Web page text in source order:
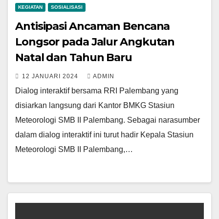
KEGIATAN SOSIALISASI
Antisipasi Ancaman Bencana
Longsor pada Jalur Angkutan
Natal dan Tahun Baru
12 JANUARI 2024 ADMIN
Dialog interaktif bersama RRI Palembang yang
disiarkan langsung dari Kantor BMKG Stasiun
Meteorologi SMB II Palembang. Sebagai narasumber
dalam dialog interaktif ini turut hadir Kepala Stasiun
Meteorologi SMB II Palembang,…